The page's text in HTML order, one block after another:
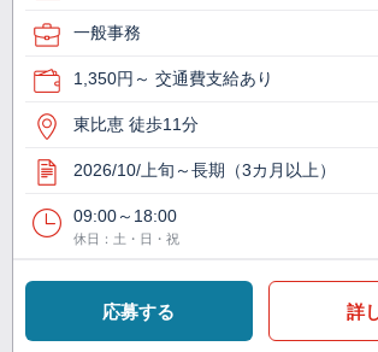
一般事務
1,350円～ 交通費支給あり
東比恵 徒歩11分
2026/10/上旬～長期（3カ月以上）
09:00～18:00
休日：土・日・祝
応募する 詳